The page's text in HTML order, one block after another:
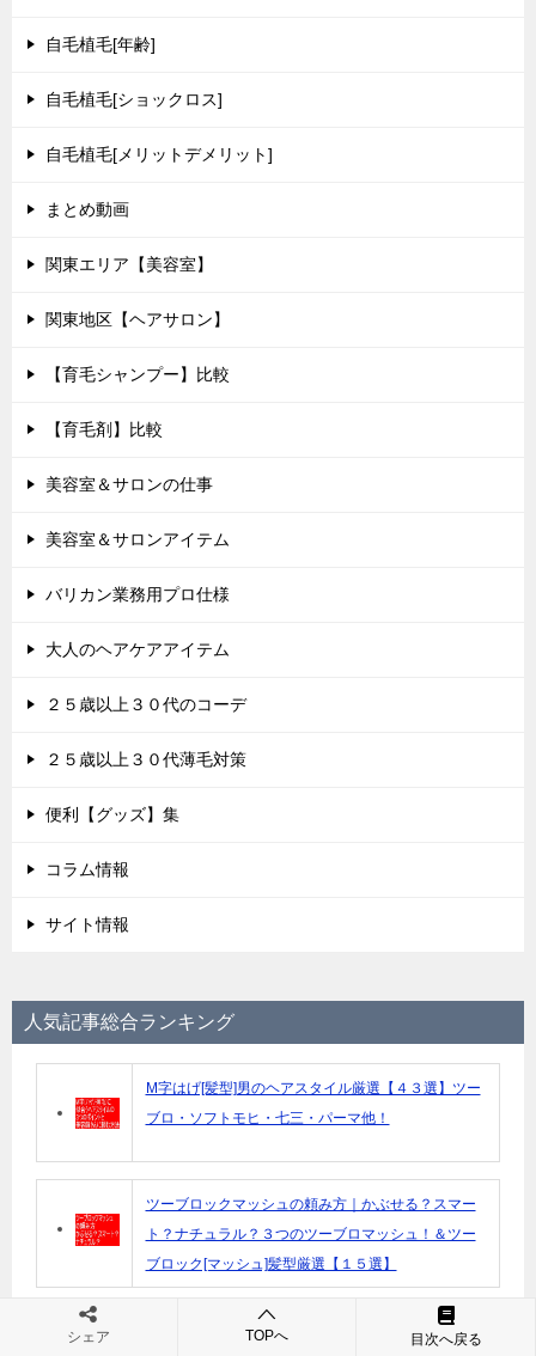
自毛植毛[年齢]
自毛植毛[ショックロス]
自毛植毛[メリットデメリット]
まとめ動画
関東エリア【美容室】
関東地区【ヘアサロン】
【育毛シャンプー】比較
【育毛剤】比較
美容室＆サロンの仕事
美容室＆サロンアイテム
バリカン業務用プロ仕様
大人のヘアケアアイテム
２５歳以上３０代のコーデ
２５歳以上３０代薄毛対策
便利【グッズ】集
コラム情報
サイト情報
人気記事総合ランキング
M字はげ[髪型]男のヘアスタイル厳選【４３選】ツー
ブロ・ソフトモヒ・七三・パーマ他！
ツーブロックマッシュの頼み方｜かぶせる？スマー
ト？ナチュラル？３つのツーブロマッシュ！＆ツー
ブロック[マッシュ]髪型厳選【１５選】
てっぺんハゲに似合う髪型おすすめ厳選【２５選】
シェア TOPへ 目次へ戻る